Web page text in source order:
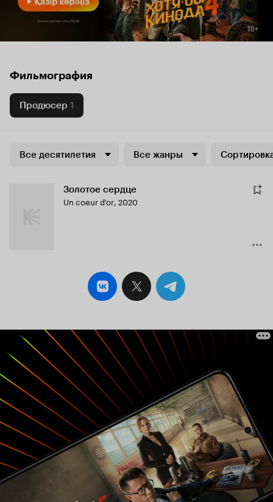
Фильмография
Продюсер 1
Все десятилетия Все жанры
Золотое сердце
Un coeur d'or, 2020